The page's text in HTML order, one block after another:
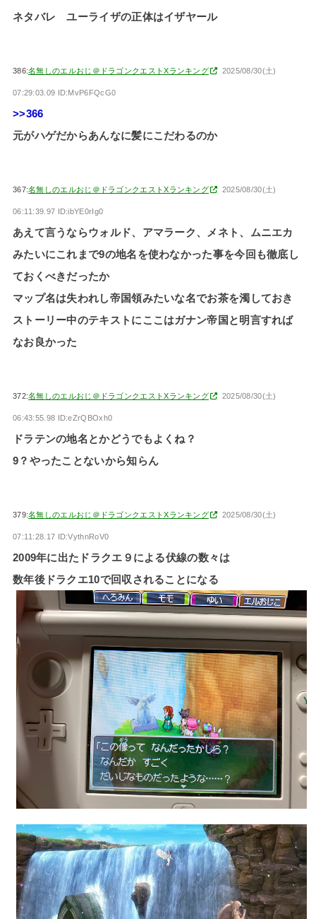
ネタバレ ユーライザの正体はイザヤール
386:名無しのエルおじ＠ドラゴンクエストXランキング 2025/08/30(土)
07:29:03.09 ID:MvP6FQcG0
>>366
元がハゲだからあんなに髪にこだわるのか
367:名無しのエルおじ＠ドラゴンクエストXランキング 2025/08/30(土)
06:11:39.97 ID:ibYE0rIg0
あえて言うならウォルド、アマラーク、メネト、ムニエカ
みたいにこれまで9の地名を使わなかった事を今回も徹底し
ておくべきだったか
マップ名は失われし帝国領みたいな名でお茶を濁しておき
ストーリー中のテキストにここはガナン帝国と明言すれば
なお良かった
372:名無しのエルおじ＠ドラゴンクエストXランキング 2025/08/30(土)
06:43:55.98 ID:eZrQBOxh0
ドラテンの地名とかどうでもよくね？
9？やったことないから知らん
379:名無しのエルおじ＠ドラゴンクエストXランキング 2025/08/30(土)
07:11:28.17 ID:VythnRoV0
2009年に出たドラクエ９による伏線の数々は
数年後ドラクエ10で回収されることになる